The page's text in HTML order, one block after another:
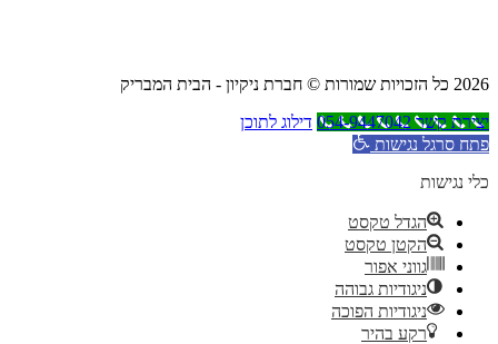
2026 כל הזכויות שמורות © חברת ניקיון - הבית המבריק
יצירת קשר 054-9447042
דילוג לתוכן
פתח סרגל נגישות
כלי נגישות
הגדל טקסט
הקטן טקסט
גווני אפור
ניגודיות גבוהה
ניגודיות הפוכה
רקע בהיר